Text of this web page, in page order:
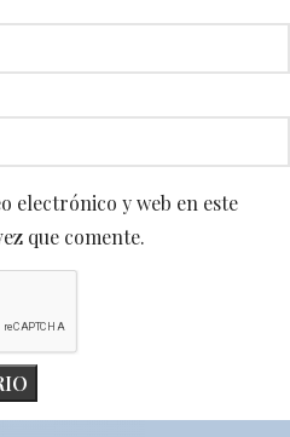
electrónico y web en este
que comente.